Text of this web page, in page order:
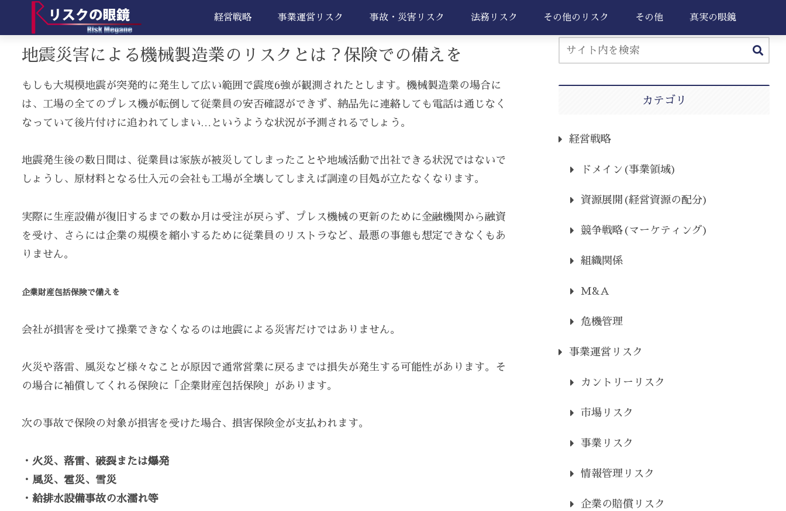
経営戦略 事業運営リスク 事故・災害リスク 法務リスク その他のリスク その他 真実の眼鏡
地震災害による機械製造業のリスクとは？保険での備えを
もしも大規模地震が突発的に発生して広い範囲で震度6強が観測されたとします。機械製造業の場合に
は、工場の全てのプレス機が転倒して従業員の安否確認ができず、納品先に連絡しても電話は通じなく
なっていて後片付けに追われてしまい…というような状況が予測されるでしょう。
地震発生後の数日間は、従業員は家族が被災してしまったことや地域活動で出社できる状況ではないで
しょうし、原材料となる仕入元の会社も工場が全壊してしまえば調達の目処が立たなくなります。
実際に生産設備が復旧するまでの数か月は受注が戻らず、プレス機械の更新のために金融機関から融資
を受け、さらには企業の規模を縮小するために従業員のリストラなど、最悪の事態も想定できなくもあ
りません。
企業財産包括保険で備えを
会社が損害を受けて操業できなくなるのは地震による災害だけではありません。
火災や落雷、風災など様々なことが原因で通常営業に戻るまでは損失が発生する可能性があります。そ
の場合に補償してくれる保険に「企業財産包括保険」があります。
次の事故で保険の対象が損害を受けた場合、損害保険金が支払われます。
・火災、落雷、破裂または爆発
・風災、雹災、雪災
・給排水設備事故の水濡れ等
カテゴリ
経営戦略
ドメイン(事業領域)
資源展開(経営資源の配分)
競争戦略(マーケティング)
組織関係
M&A
危機管理
事業運営リスク
カントリーリスク
市場リスク
事業リスク
情報管理リスク
企業の賠償リスク